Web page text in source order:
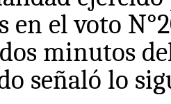
en el voto
minutos
señaló lo